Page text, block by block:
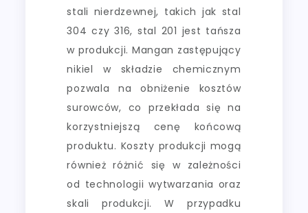
stali nierdzewnej, takich jak stal
304 czy 316, stal 201 jest tańsza
w produkcji. Mangan zastępujący
nikiel w składzie chemicznym
pozwala na obniżenie kosztów
surowców, co przekłada się na
korzystniejszą cenę końcową
produktu. Koszty produkcji mogą
również różnić się w zależności
od technologii wytwarzania oraz
skali produkcji. W przypadku